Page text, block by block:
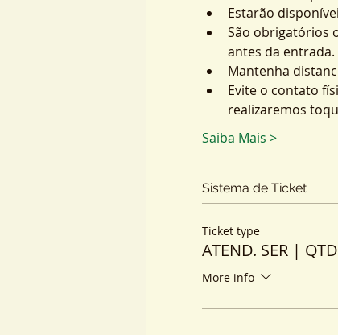
Estarão
São obrigatórios
antes da entrada.
Mantenha
Evite o contato
realizaremos
Saiba Mais >
Sistema de Ticket
Ticket type
ATEND. SER |
More info